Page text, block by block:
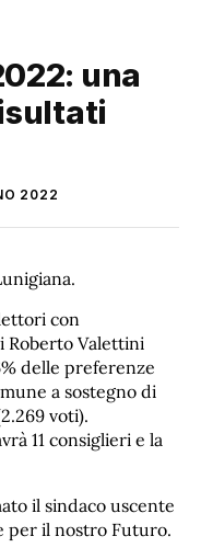
una
2022
con
Roberto Valettini
delle preferenze
a sostegno di
voti).
11 consiglieri e la
il sindaco uscente
per il nostro Futuro.